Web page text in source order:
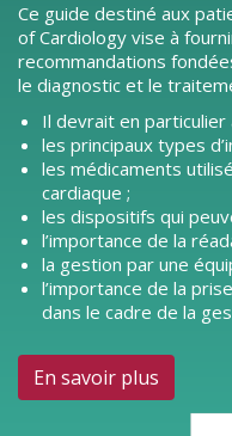
Ce guide destiné aux
of Cardiology vise à
recommandations
le diagnostic et le
Il devrait en
les principaux types
les médicaments
cardiaque ;
les dispositifs qui
l’importance de la
la gestion par une
l’importance de la
dans le cadre de la
En savoir plus